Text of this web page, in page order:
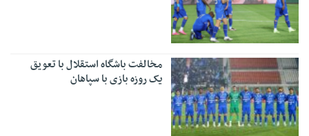
مخالفت باشگاه استقلال با تعویق
یک روزه بازی با سپاهان